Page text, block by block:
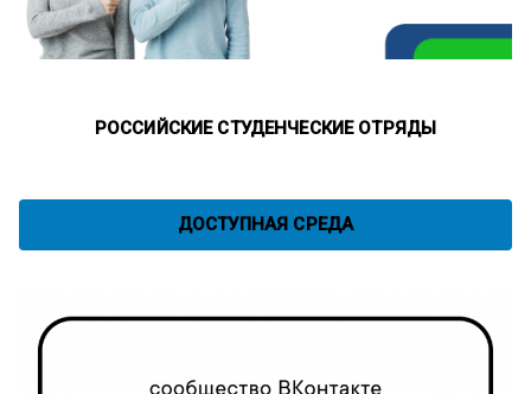
РОССИЙСКИЕ СТУДЕНЧЕСКИЕ ОТРЯДЫ
ДОСТУПНАЯ СРЕДА